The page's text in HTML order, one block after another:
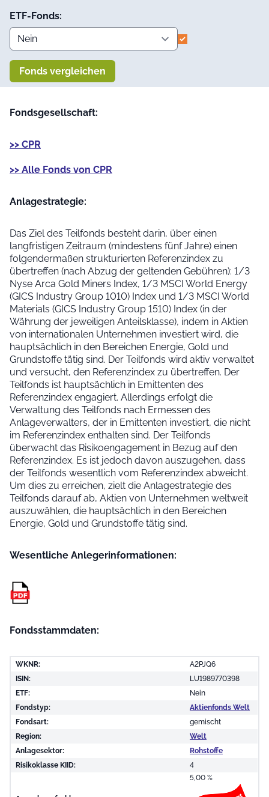
ETF-Fonds:
Fonds vergleichen
Fondsgesellschaft:
>> CPR
>> Alle Fonds von CPR
Anlage­strategie:
Das Ziel des Teilfonds besteht darin, über einen
langfristigen Zeitraum (mindestens fünf Jahre) einen
folgendermaßen strukturierten Referenzindex zu
übertreffen (nach Abzug der geltenden Gebühren): 1/3
Nyse Arca Gold Miners Index, 1/3 MSCI World Energy
(GICS Industry Group 1010) Index und 1/3 MSCI World
Materials (GICS Industry Group 1510) Index (in der
Währung der jeweiligen Anteilsklasse), indem in Aktien
von internationalen Unternehmen investiert wird, die
hauptsächlich in den Bereichen Energie, Gold und
Grundstoffe tätig sind. Der Teilfonds wird aktiv verwaltet
und versucht, den Referenzindex zu übertreffen. Der
Teilfonds ist hauptsächlich in Emittenten des
Referenzindex engagiert. Allerdings erfolgt die
Verwaltung des Teilfonds nach Ermessen des
Anlageverwalters, der in Emittenten investiert, die nicht
im Referenzindex enthalten sind. Der Teilfonds
überwacht das Risikoengagement in Bezug auf den
Referenzindex. Es ist jedoch davon auszugehen, dass
der Teilfonds wesentlich vom Referenzindex abweicht.
Um dies zu erreichen, zielt die Anlagestrategie des
Teilfonds darauf ab, Aktien von Unternehmen weltweit
auszuwählen, die hauptsächlich in den Bereichen
Energie, Gold und Grundstoffe tätig sind.
Wesentliche Anleger­informationen:
Fondsstammdaten:
WKNR:
A2PJQ6
ISIN:
LU1989770398
ETF:
Nein
Fondstyp:
Aktienfonds Welt
Fondsart:
gemischt
Region:
Welt
Anlagesektor:
Rohstoffe
Risikoklasse KIID:
4
5,00 %